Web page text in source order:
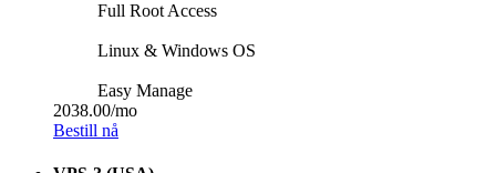
Full Root Access
Linux & Windows OS
Easy Manage
2038.00/mo
Bestill nå